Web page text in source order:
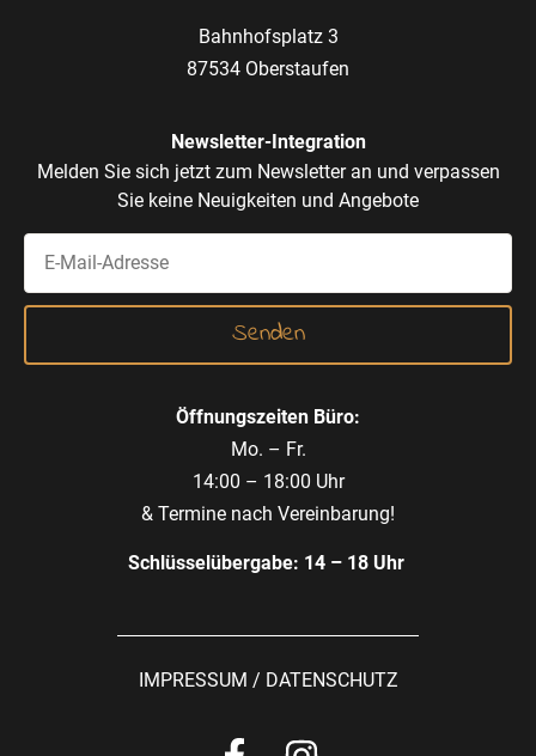
Bahnhofsplatz 3
87534 Oberstaufen
Newsletter-Integration
Melden Sie sich jetzt zum Newsletter an und verpassen
Sie keine Neuigkeiten und Angebote
Öffnungszeiten Büro:
Mo. – Fr.
14:00 – 18:00 Uhr
& Termine nach Vereinbarung!
Schlüsselübergabe: 14 – 18 Uhr
IMPRESSUM / DATENSCHUTZ